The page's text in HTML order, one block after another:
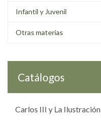
Infantil y Juvenil
Otras materias
Catálogos
Carlos III y La Ilustración